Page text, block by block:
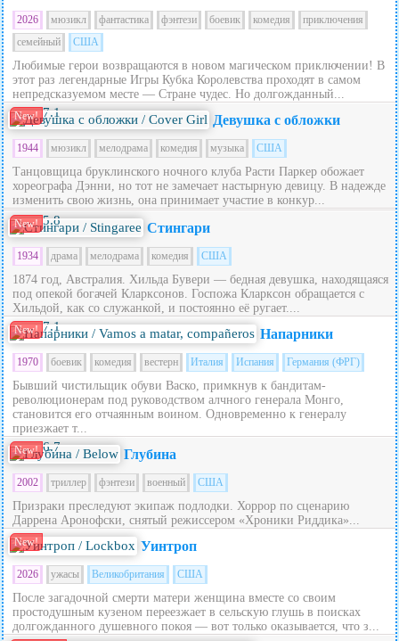
2026 мюзикл фантастика фэнтези боевик комедия
приключения
семейный
США
Любимые герои возвращаются в новом магическом приключении! В
этот раз легендарные Игры Кубка Королевства проходят в самом
непредсказуемом месте — Стране чудес. Но долгожданный...
New! 7.1 Девушка с обложки
1944 мюзикл мелодрама комедия музыка США
Танцовщица бруклинского ночного клуба Расти Паркер обожает
хореографа Дэнни, но тот не замечает настырную девицу. В надежде
изменить свою жизнь, она принимает участие в конкур...
New! 5.8 Стингари
1934 драма мелодрама комедия США
1874 год, Австралия. Хильда Бувери — бедная девушка, находящаяся
под опекой богачей Кларксонов. Госпожа Кларксон обращается с
Хильдой, как со служанкой, и постоянно её ругает....
New! 7.1 Напарники
1970 боевик комедия вестерн Италия Испания Германия (ФРГ)
Бывший чистильщик обуви Васко, примкнув к бандитам-
революционерам под руководством алчного генерала Монго,
становится его отчаянным воином. Одновременно к генералу
приезжает т...
New! 6.7 Глубина
2002 триллер фэнтези военный США
Призраки преследуют экипаж подлодки. Хоррор по сценарию
Даррена Аронофски, снятый режиссером «Хроники Риддика»...
New! Уинтроп
2026 ужасы Великобритания США
После загадочной смерти матери женщина вместе со своим
простодушным кузеном переезжает в сельскую глушь в поисках
долгожданного душевного покоя — вот только оказывается, что з...